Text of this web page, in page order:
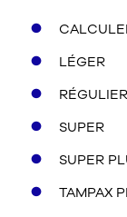
LÉGER
RÉGULIER
SUPER
SUPER
TAMPAX